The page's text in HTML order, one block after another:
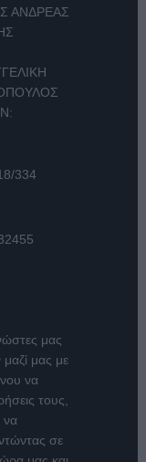
ΑΝΔΡΕΑΣ
334
μας
μας με
να
τους,
να
σε